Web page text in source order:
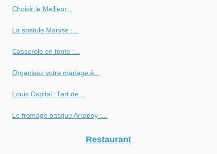
Choisir le Meilleur...
La spatule Maryse :...
Casserole en fonte :...
Organisez votre mariage à...
Louis Ospital : l'art de...
Le fromage basque Arradoy :...
Restaurant